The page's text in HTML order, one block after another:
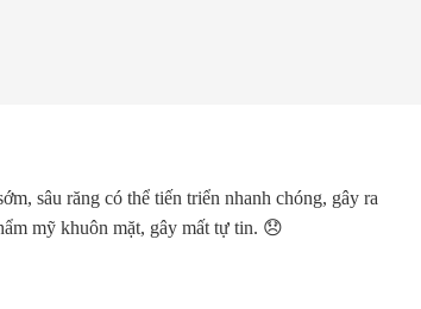
sâu răng có thể tiến triển nhanh chóng, gây ra
mỹ khuôn mặt, gây mất tự tin. 😞